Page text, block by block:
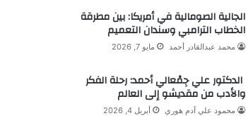
الجالية الصومالية في أمريكا: بين مطرقة
الخطاب الترامبي وسندان التعميم
محمد عبدالقادر أحمد مايو 7, 2026
الدكتور علي جِمْعالي أحمد: رحلة الفكر
والأدب من مقديشو إلى العالم
محمود علي آدم هوري أبريل 4, 2026